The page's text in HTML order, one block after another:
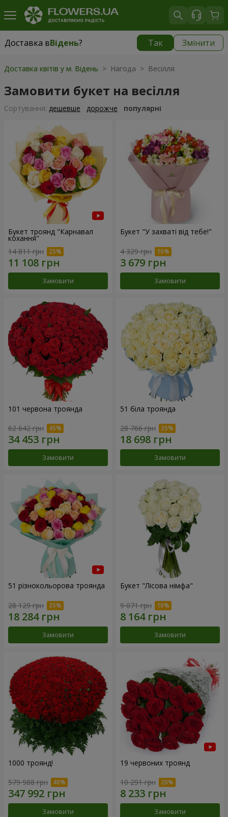
Доставка вВідень? Так Змінити
Доставка вВідень|
Доставка квітів у м. Відень > Нагода > Весілля
Замовити букет на весілля
Сортування: дешевше дорожче популярні
Букет троянд "Карнавал
кохання"
14 811 грн
Замовити
Букет "У захваті від тебе!"
4 329 грн
Замовити
101 червона троянда
62 642 грн
Замовити
51 біла троянда
28 766 грн
Замовити
51 різнокольорова троянда
28 129 грн
Замовити
Букет "Лісова німфа"
9 071 грн
Замовити
1000 троянд!
579 988 грн
Замовити
19 червоних троянд
10 291 грн
Замовити